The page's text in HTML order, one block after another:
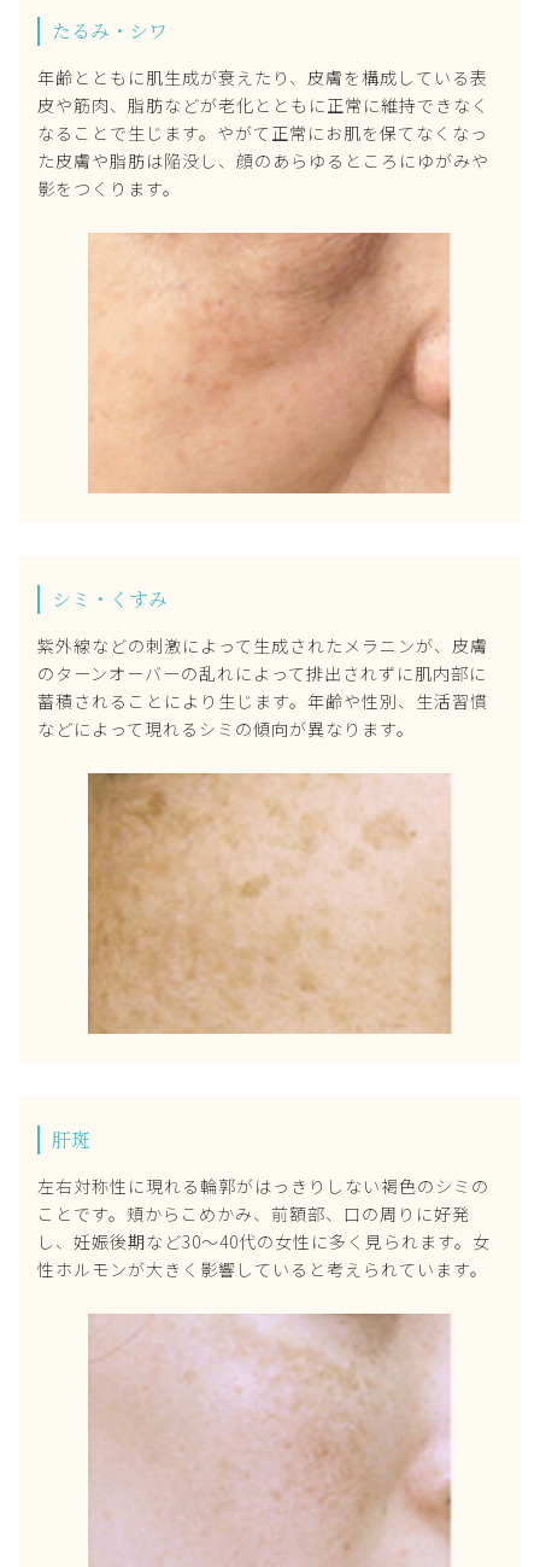
たるみ・シワ
年齢とともに肌生成が衰えたり、皮膚を構成している表
皮や筋肉、脂肪などが老化とともに正常に維持できなく
なることで生じます。やがて正常にお肌を保てなくなっ
た皮膚や脂肪は陥没し、顔のあらゆるところにゆがみや
影をつくります。
シミ・くすみ
紫外線などの刺激によって生成されたメラニンが、皮膚
のターンオーバーの乱れによって排出されずに肌内部に
蓄積されることにより生じます。年齢や性別、生活習慣
などによって現れるシミの傾向が異なります。
肝斑
左右対称性に現れる輪郭がはっきりしない褐色のシミの
ことです。頬からこめかみ、前額部、口の周りに好発
し、妊娠後期など30～40代の女性に多く見られます。女
性ホルモンが大きく影響していると考えられています。